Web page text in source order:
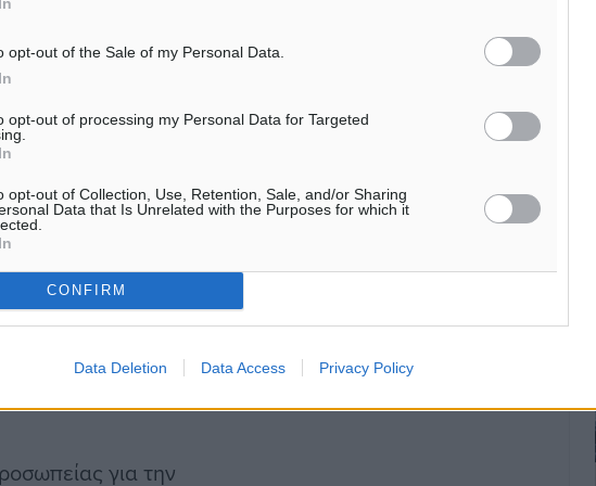
opt-out of the Sale of my Personal Data.
opt-out of processing my Personal Data for Targeted
opt-out of Collection, Use, Retention, Sale, and/or Sharing
Data that Is Unrelated with the Purposes for which it
CONFIRM
Data Deletion Data Access Privacy Policy
Αθηναίων Κώστα
Χαρδαλιάς θα έχει την
του Ευρωπαϊκού
ο Δήμαρχος
της
Ο Γενικός
ο Δήμαρχος Πυλαίας
Επιτροπές
την Τουρκία και το
αξιοποιήθηκε και
μικτές
ζητήματα για τα
για την